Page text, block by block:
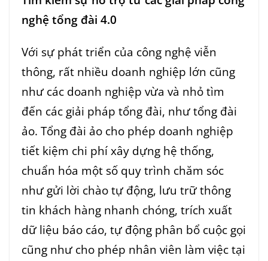
nghệ tổng đài 4.0
Với sự phát triển của công nghệ viễn
thông, rất nhiều doanh nghiệp lớn cũng
như các doanh nghiệp vừa và nhỏ tìm
đến các giải pháp tổng đài, như tổng đài
ảo. Tổng đài ảo cho phép doanh nghiệp
tiết kiệm chi phí xây dựng hệ thống,
chuẩn hóa một số quy trình chăm sóc
như gửi lời chào tự động, lưu trữ thông
tin khách hàng nhanh chóng, trích xuất
dữ liệu báo cáo, tự động phân bổ cuộc gọi
cũng như cho phép nhân viên làm việc tại